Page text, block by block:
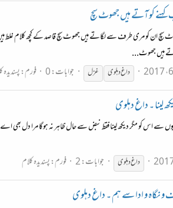
کو آتے ہیں جھوٹ سچ
ان کو مری طرف سے لگاتے ہیں جھوٹ سچ قاصد کے کچھ کلام غلط
ہیں جھوٹ...
داغدہلوی غزل جوابات: 0 فورم:
لینا ۔ داغ دہلوی
سے اس کو مگر دیکھ لینا فقط نبض سے حال ظاہر نہ ہوگا مرا دل بھی
داغدہلوی جوابات: 2 فورم:پسندیدہ کلام
نگاہ و ادا سے ہم ۔ داغ دہلوی